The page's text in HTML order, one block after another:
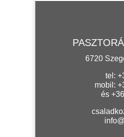
6720
tel:
mobil:
és